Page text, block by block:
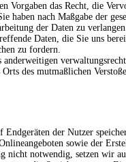
Vorgaben das Recht, die
haben nach Maßgabe der
der Daten zu
Daten, die Sie uns
zu fordern.
anderweitigen
des mutmaßlichen
der Nutzer
sowie der
notwendig, setzen wir